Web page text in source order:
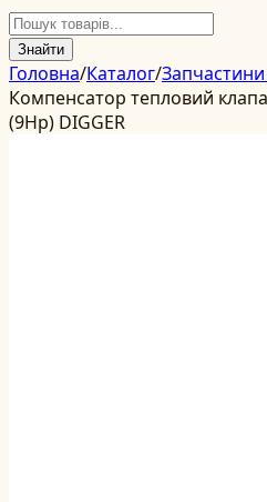
Знайти
Головна/Каталог/
Компенсатор тепловий
(9Hp) DIGGER